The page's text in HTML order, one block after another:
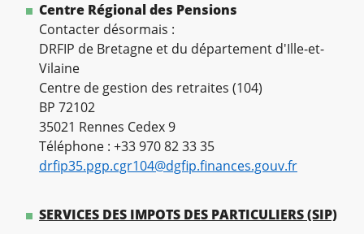
Centre Régional des Pensions
Contacter désormais :
DRFIP de Bretagne et du département d'Ille-et-
Vilaine
Centre de gestion des retraites (104)
BP 72102
35021 Rennes Cedex 9
Téléphone : +33 970 82 33 35
drfip35.pgp.cgr104@dgfip.finances.gouv.fr
SERVICES DES IMPOTS DES PARTICULIERS (SIP)